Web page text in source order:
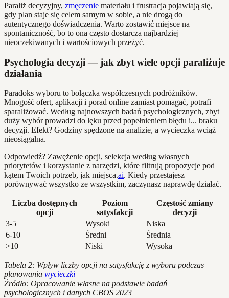
Paraliż decyzyjny, zmęczenie materiału i frustracja pojawiają się,
gdy plan staje się celem samym w sobie, a nie drogą do
autentycznego doświadczenia. Warto zostawić miejsce na
spontaniczność, bo to ona często dostarcza najbardziej
nieoczekiwanych i wartościowych przeżyć.
Psychologia decyzji — jak zbyt wiele opcji paraliżuje
działania
Paradoks wyboru to bolączka współczesnych podróżników.
Mnogość ofert, aplikacji i porad online zamiast pomagać, potrafi
sparaliżować. Według najnowszych badań psychologicznych, zbyt
duży wybór prowadzi do lęku przed popełnieniem błędu i... braku
decyzji. Efekt? Godziny spędzone na analizie, a wycieczka wciąż
nieosiągalna.
Odpowiedź? Zawężenie opcji, selekcja według własnych
priorytetów i korzystanie z narzędzi, które filtrują propozycje pod
kątem Twoich potrzeb, jak miejsca.ai. Kiedy przestajesz
porównywać wszystko ze wszystkim, zaczynasz naprawdę działać.
Liczba dostępnych
opcji
Poziom
satysfakcji
Częstość zmiany
decyzji
3-5
Wysoki
Niska
6-10
Średni
Średnia
>10
Niski Wysoka
Tabela 2: Wpływ liczby opcji na satysfakcję z wyboru podczas
planowania wycieczki
Źródło: Opracowanie własne na podstawie badań
psychologicznych i danych CBOS 2023